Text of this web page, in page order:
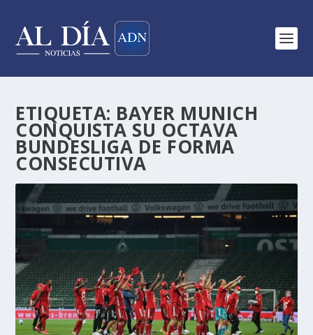
ETIQUETA: BAYER MUNICH
CONQUISTA SU OCTAVA
BUNDESLIGA DE FORMA
CONSECUTIVA